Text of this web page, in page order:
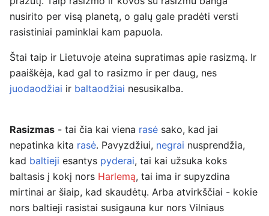
nusirito per visą planetą, o galų gale pradėti versti
rasistiniai paminklai kam papuola.
Štai taip ir Lietuvoje ateina supratimas apie rasizmą. Ir
paaiškėja, kad gal to rasizmo ir per daug, nes
juodaodžiai ir baltaodžiai nesusikalba.
Rasizmas - tai čia kai viena rasė sako, kad jai
nepatinka kita rasė. Pavyzdžiui, negrai nusprendžia,
kad baltieji esantys pyderai, tai kai užsuka koks
baltasis į kokį nors Harlemą, tai ima ir supyzdina
mirtinai ar šiaip, kad skaudėtų. Arba atvirkščiai - kokie
nors baltieji rasistai susigauna kur nors Vilniaus